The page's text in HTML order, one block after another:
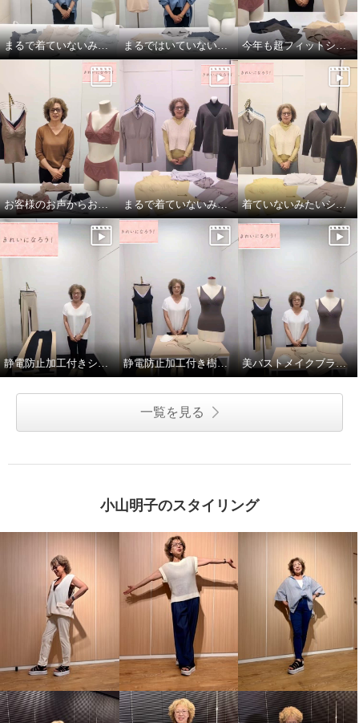
まるで着ていないみたい！超のびのび吸水速乾 付きカップ付きタンクトップ まるではいていないみたい！超のびのび吸水速乾付きショーツ 今年も超フィットショーツしっかりバージョン！
お客様のお声からお作りしたブラとブラキャミです！ まるで着ていないみたい！でもおしゃれ！ 着ていないみたいシリーズ！超のびのび秋冬バージョン
静電防止加工付きシェイプレギンス2枚セット 静電防止加工付き樹脂ワイヤー入り美バストメイクブラキャミ 美バストメイクブラキャミの着方のポイント！
一覧を見る
小山明子のスタイリング